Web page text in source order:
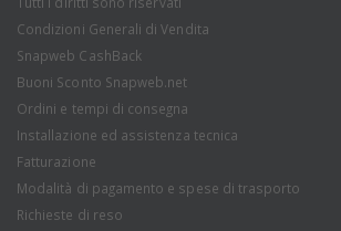
Condizioni Generali di Vendita
Snapweb CashBack
Buoni Sconto Snapweb.net
Ordini e tempi di consegna
Installazione ed assistenza tecnica
Fatturazione
Modalità di pagamento e spese di trasporto
Richieste di reso